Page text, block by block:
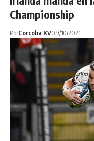
Championship
PorCordoba XV09/10/2021